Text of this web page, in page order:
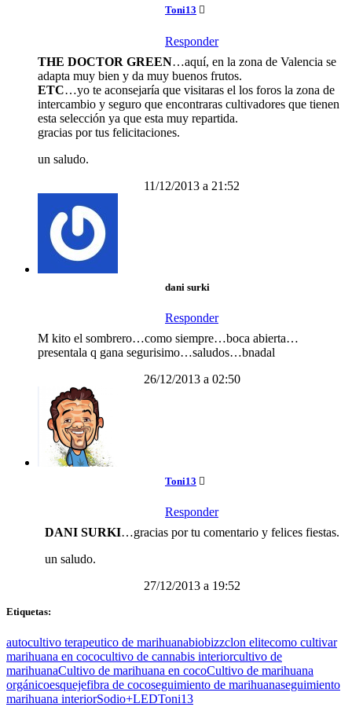
Toni13
Responder
THE DOCTOR GREEN…aquí, en la zona de Valencia se
adapta muy bien y da muy buenos frutos.
ETC…yo te aconsejaría que visitaras el los foros la zona de
intercambio y seguro que encontraras cultivadores que tienen
esta selección ya que esta muy repartida.
gracias por tus felicitaciones.
un saludo.
11/12/2013 a 21:52
dani surki
Responder
M kito el sombrero…como siempre…boca abierta…
presentala q gana segurisimo…saludos…bnadal
26/12/2013 a 02:50
Toni13
Responder
DANI SURKI…gracias por tu comentario y felices fiestas.
un saludo.
27/12/2013 a 19:52
Etiquetas:
autocultivo terapeutico de marihuanabiobizzclon elitecomo cultivar
marihuana en cococultivo de cannabis interiorcultivo de
marihuanaCultivo de marihuana en cocoCultivo de marihuana
orgánicoesquejefibra de cocoseguimiento de marihuanaseguimiento
marihuana interiorSodio+LEDToni13